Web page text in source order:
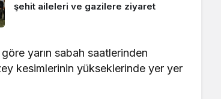
şehit aileleri ve gazilere ziyaret
yarın sabah saatlerinden
kesimlerinin yükseklerinde yer yer